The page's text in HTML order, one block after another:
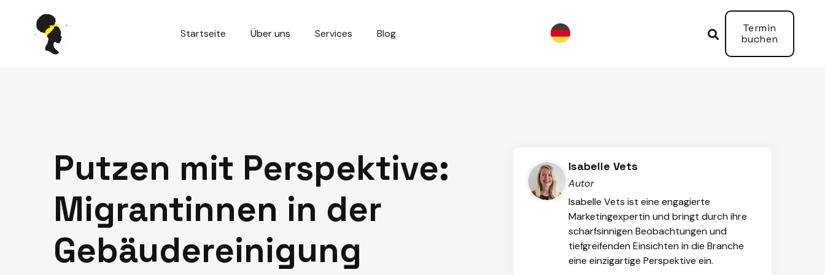
Startseite Über uns Services Blog 
Termin
buchen
Putzen mit Perspektive:
Migrantinnen in der
Gebäudereinigung
Isabelle Vets
Autor
Isabelle Vets ist eine engagierte
Marketingexpertin und bringt durch ihre
scharfsinnigen Beobachtungen und
tiefgreifenden Einsichten in die Branche
eine einzigartige Perspektive ein.